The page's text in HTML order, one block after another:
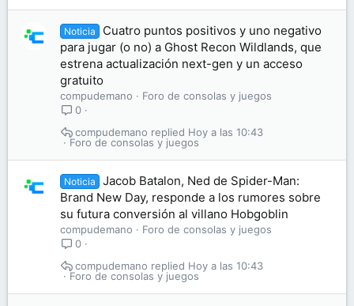
Noticia
Cuatro puntos positivos y uno negativo
para jugar (o no) a Ghost Recon Wildlands, que
estrena actualización next-gen y un acceso
gratuito
compudemano
Foro de consolas y juegos
0
Foro de consolas y juegos
Hoy a las 10:43
compudemano
Noticia
Jacob Batalon, Ned de Spider-Man:
Brand New Day, responde a los rumores sobre
su futura conversión al villano Hobgoblin
compudemano
Foro de consolas y juegos
0
Foro de consolas y juegos
Hoy a las 10:43
compudemano